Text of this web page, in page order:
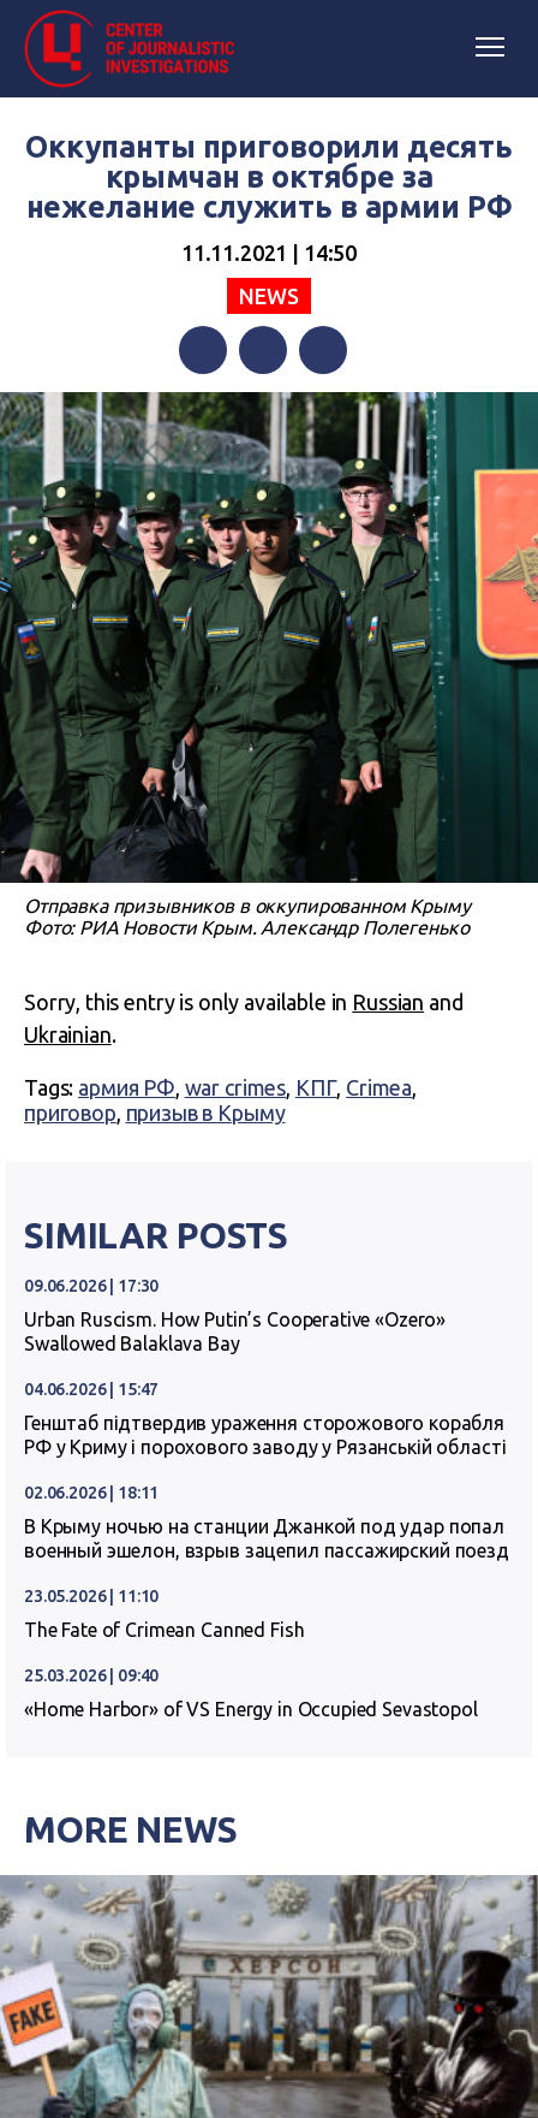
Оккупанты приговорили десять
крымчан в октябре за
нежелание служить в армии РФ
11.11.2021 | 14:50
NEWS
FacebookTwitterTelegram
Отправка призывников в оккупированном Крыму
Фото: РИА Новости Крым. Александр Полегенько
Sorry, this entry is only available in Russian and
Ukrainian.
Tags: армия РФ, war crimes, КПГ, Crimea,
приговор, призыв в Крыму
SIMILAR POSTS
09.06.2026 | 17:30
Urban Ruscism. How Putin’s Cooperative «Ozero»
Swallowed Balaklava Bay
04.06.2026 | 15:47
Генштаб підтвердив ураження сторожового корабля
РФ у Криму і порохового заводу у Рязанській області
02.06.2026 | 18:11
В Крыму ночью на станции Джанкой под удар попал
военный эшелон, взрыв зацепил пассажирский поезд
23.05.2026 | 11:10
The Fate of Crimean Canned Fish
25.03.2026 | 09:40
«Home Harbor» of VS Energy in Occupied Sevastopol
MORE NEWS